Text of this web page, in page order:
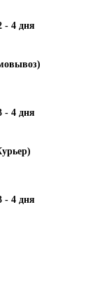
- 4 дня
- 4 дня
- 4 дня